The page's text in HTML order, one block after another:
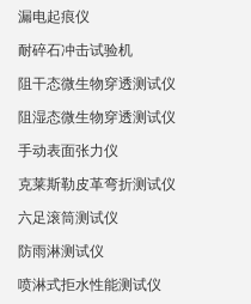
漏电起痕仪
耐碎石冲击试验机
阻干态微生物穿透测试仪
阻湿态微生物穿透测试仪
手动表面张力仪
克莱斯勒皮革弯折测试仪
六足滚筒测试仪
防雨淋测试仪
喷淋式拒水性能测试仪